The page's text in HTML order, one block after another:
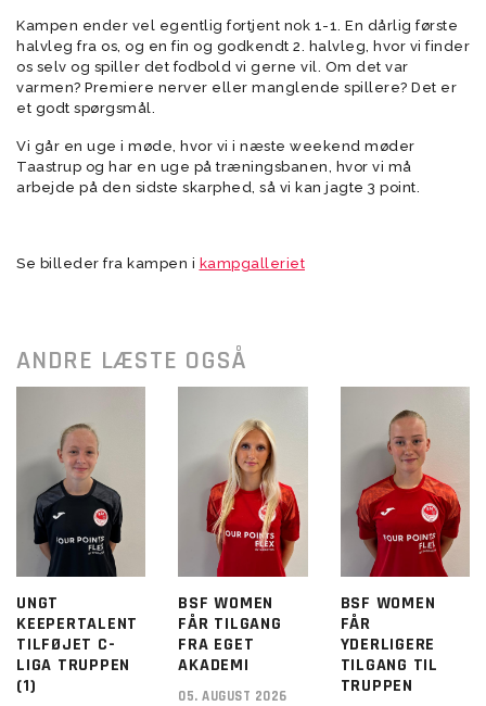
Kampen ender vel egentlig fortjent nok 1-1. En dårlig første
halvleg fra os, og en fin og godkendt 2. halvleg, hvor vi finder
os selv og spiller det fodbold vi gerne vil. Om det var
varmen? Premiere nerver eller manglende spillere? Det er
et godt spørgsmål.
Vi går en uge i møde, hvor vi i næste weekend møder
Taastrup og har en uge på træningsbanen, hvor vi må
arbejde på den sidste skarphed, så vi kan jagte 3 point.
Se billeder fra kampen i kampgalleriet
ANDRE LÆSTE OGSÅ
UNGT
KEEPERTALENT
TILFØJET C-
LIGA TRUPPEN
(1)
BSF WOMEN
FÅR TILGANG
FRA EGET
AKADEMI
05. AUGUST 2026
BSF WOMEN
FÅR
YDERLIGERE
TILGANG TIL
TRUPPEN